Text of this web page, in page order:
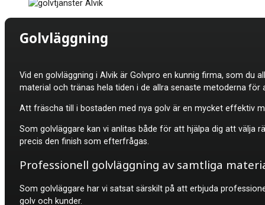
Golvläggning
Vid en golvläggning i Alvik är Golvpro en kunnig firma, som du
material och tränas hela tiden i de allra senaste metoderna
Att fräscha till i bostaden med nya golv är en mycket effektiv
Som golvläggare kan vi anlitas både för att hjälpa dig att välja
precis den finish som efterfrågas.
Professionell golvläggning av samtliga
Som golvläggare har vi satsat särskilt på att erbjuda
golv och kunder.